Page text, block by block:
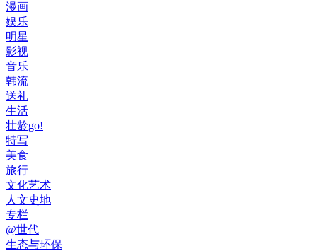
漫画
娱乐
明星
影视
音乐
韩流
送礼
生活
壮龄go!
特写
美食
旅行
文化艺术
人文史地
专栏
@世代
生态与环保